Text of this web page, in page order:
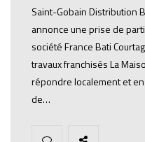
Saint-Gobain Distribution
annonce une prise de
société France Bati
travaux franchisés La
répondre localement et
de…